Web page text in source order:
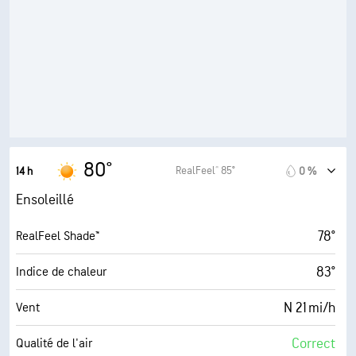
10 mi
Plafond nuageux
14 h 80° RealFeel® 85° 0 %
Ensoleillé
RealFeel Shade™ 78°
Indice de chaleur 83°
Vent N 21 mi/h
Qualité de l'air Correct